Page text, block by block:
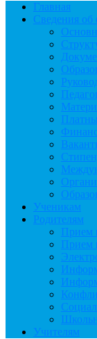
Главная
Сведения об
Ученикам
Родителям
Прием
Прием
Учителям